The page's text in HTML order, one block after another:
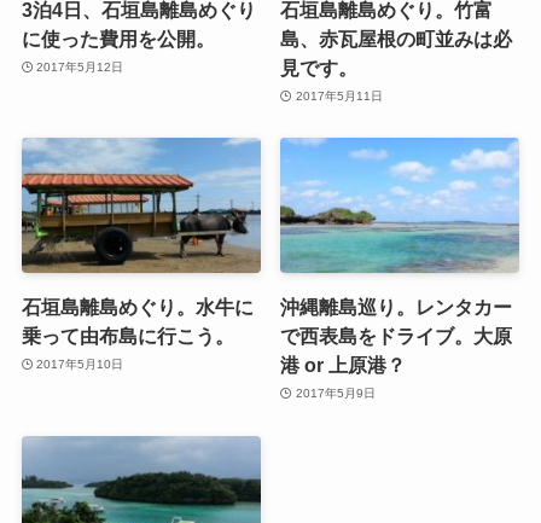
3泊4日、石垣島離島めぐり
に使った費用を公開。
2017年5月12日
石垣島離島めぐり。竹富
島、赤瓦屋根の町並みは必
見です。
2017年5月11日
石垣島離島めぐり。水牛に
乗って由布島に行こう。
2017年5月10日
沖縄離島巡り。レンタカー
で西表島をドライブ。大原
港 or 上原港？
2017年5月9日